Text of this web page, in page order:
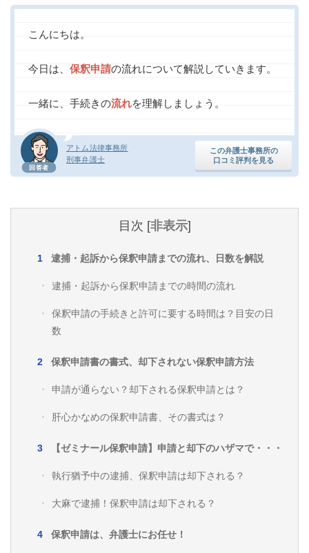
回答者
アトム法律事務所
刑事弁護士
この弁護士事務所の
口コミ評判を見る
こんにちは。
今日は、 保釈申請の流れについて解説していきます。
一緒に、手続きの流れを理解しましょう。
目次 [非表示]
逮捕・起訴から保釈申請までの流れ、日数を解説
逮捕・起訴から保釈申請までの時間の流れ
保釈申請の手続きと許可に要する時間は？目安の日
数
保釈申請書の書式、却下されない保釈申請方法
申請が通らない？却下される保釈申請とは？
肝心かなめの保釈申請書、その書式は？
【ゼミナール保釈申請】申請と却下のハザマで・・・
執行猶予中の逮捕、保釈申請は却下される？
大麻で逮捕！保釈申請は却下される？
保釈申請は、弁護士にお任せ！